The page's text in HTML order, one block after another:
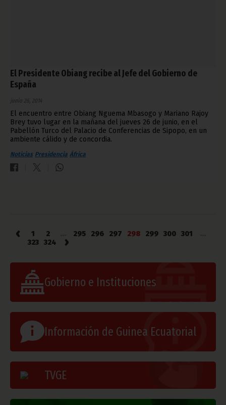
El Presidente Obiang recibe al Jefe del Gobierno de
España
junio 26, 2014
El encuentro entre Obiang Nguema Mbasogo y Mariano Rajoy
Brey tuvo lugar en la mañana del jueves 26 de junio, en el
Pabellón Turco del Palacio de Conferencias de Sipopo, en un
ambiente cálido y de concordia.
Noticias Presidencia África
‹ 1 2 295 296 297 298 299 300 301
323 324 ›
Gobierno e Instituciones
Información de Guinea Ecuatorial
TVGE